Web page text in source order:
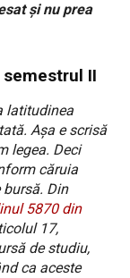
și nu prea
semestrul II
latitudinea
Așa e scrisă
legea. Deci
căruia
bursă. Din
5870 din
17,
de studiu,
ca aceste